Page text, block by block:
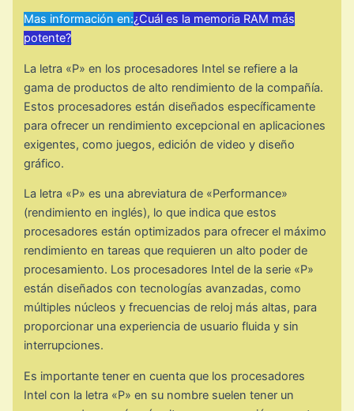
Mas información en:¿Cuál es la memoria RAM más
potente?
La letra «P» en los procesadores Intel se refiere a la
gama de productos de alto rendimiento de la compañía.
Estos procesadores están diseñados específicamente
para ofrecer un rendimiento excepcional en aplicaciones
exigentes, como juegos, edición de video y diseño
gráfico.
La letra «P» es una abreviatura de «Performance»
(rendimiento en inglés), lo que indica que estos
procesadores están optimizados para ofrecer el máximo
rendimiento en tareas que requieren un alto poder de
procesamiento. Los procesadores Intel de la serie «P»
están diseñados con tecnologías avanzadas, como
múltiples núcleos y frecuencias de reloj más altas, para
proporcionar una experiencia de usuario fluida y sin
interrupciones.
Es importante tener en cuenta que los procesadores
Intel con la letra «P» en su nombre suelen tener un